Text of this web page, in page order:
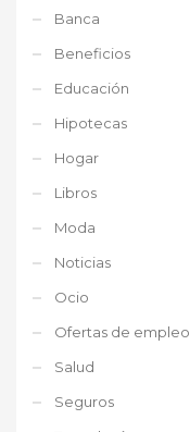
Banca
Beneficios
Educación
Hipotecas
Hogar
Libros
Moda
Noticias
Ocio
Ofertas de empleo
Salud
Seguros